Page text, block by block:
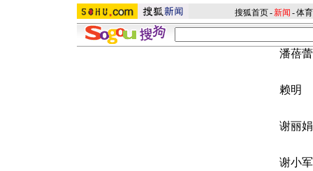
搜狐首页-新闻 -体育
潘蓓蕾
赖明
谢丽娟
谢小军